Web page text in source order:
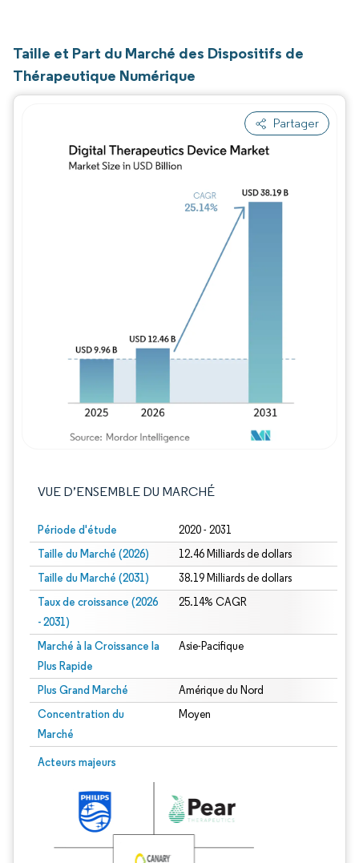
Taille et Part du Marché des Dispositifs de
Thérapeutique Numérique
Partager
VUE D’ENSEMBLE DU MARCHÉ
Période d'étude 2020 - 2031
Taille du Marché (2026) 12.46 Milliards de dollars
Taille du Marché (2031) 38.19 Milliards de dollars
Taux de croissance (2026
- 2031)
25.14% CAGR
Marché à la Croissance la
Plus Rapide
Asie-Pacifique
Plus Grand Marché Amérique du Nord
Concentration du
Marché
Moyen
Acteurs majeurs
Image © Mordor Intelligence. La réutilisation nécessite une attribution sous CC
Image © Mordor Intelligence. La